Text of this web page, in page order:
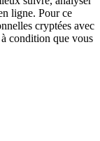
ligne. Pour ce
cryptées avec
condition que vous